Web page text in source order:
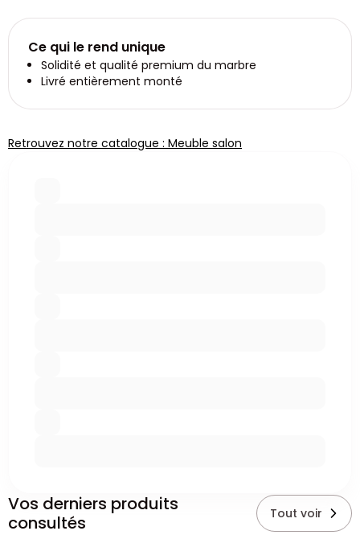
Ce qui le rend unique
Solidité et qualité premium du marbre
Livré entièrement monté
Retrouvez notre catalogue : Meuble salon
Vos derniers produits
consultés
Tout voir